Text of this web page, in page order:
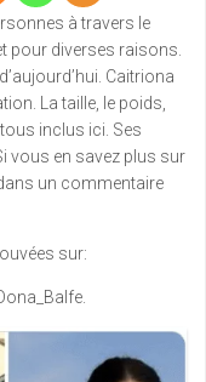
à travers le
pour diverses raisons.
Caitriona
La taille, le poids,
inclus ici. Ses
vous en savez plus sur
un commentaire
sur: